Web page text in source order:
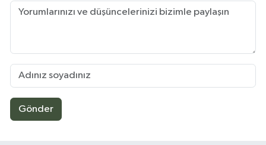
Gönder